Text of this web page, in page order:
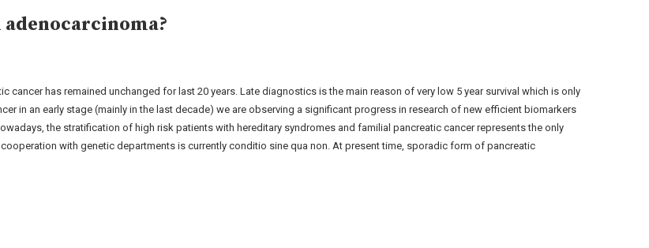
has remained unchanged for last 20 years. Late diagnostics is the main reason of very low 5 year survival which is only
in an early stage (mainly in the last decade) we are observing a significant progress in research of new efficient biomarkers
the stratification of high risk patients with hereditary syndromes and familial pancreatic cancer represents the only
with genetic departments is currently conditio sine qua non. At present time, sporadic form of pancreatic